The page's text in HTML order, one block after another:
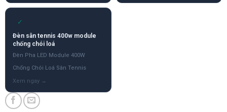
✓
Đèn sân tennis 400w module
chống chói loá
Đèn Pha LED Module 400W
Chống Chói Loá Sân Tennis